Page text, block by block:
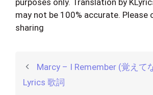
may not be 100% accurate. Please
sharing
Marcy – I Remember (覚えて
Lyrics 歌詞